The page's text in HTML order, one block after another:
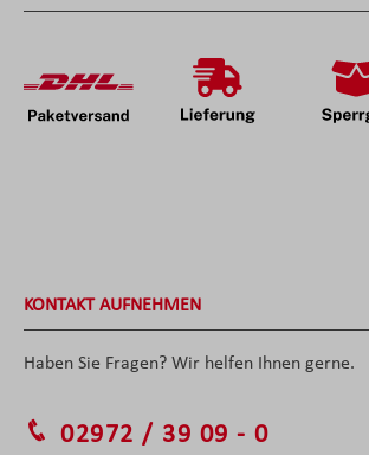
KONTAKT AUFNEHMEN
Haben Sie Fragen? Wir helfen Ihnen gerne.
02972 / 39 09 - 0